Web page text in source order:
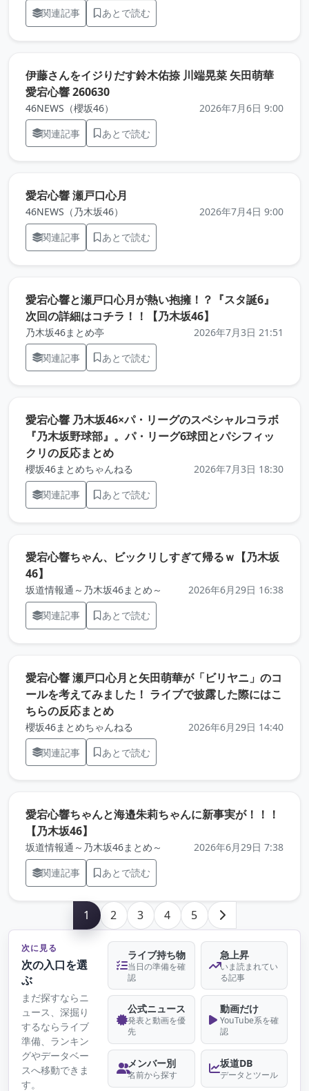
関連記事
あとで読む
伊藤さんをイジりだす鈴木佑捺 川端晃菜 矢田萌華
愛宕心響 260630（元記事を新しいタブで開きます）
46NEWS（櫻坂46）
2026年7月6日 9:00
関連記事
あとで読む
愛宕心響 瀬戸口心月
46NEWS（乃木坂46）
2026年7月4日 9:00
関連記事
あとで読む
愛宕心響と瀬戸口心月が熱い抱擁！？『スタ誕6』
次回の詳細はコチラ！！【乃木坂46】
乃木坂46まとめ亭
2026年7月3日 21:51
関連記事
あとで読む
愛宕心響 乃木坂46×パ・リーグのスペシャルコラボ
『乃木坂野球部』。パ・リーグ6球団とパシフィッ
クリの反応まとめ（元記事を新しいタブで開きます）
櫻坂46まとめちゃんねる
2026年7月3日 18:30
関連記事
あとで読む
愛宕心響ちゃん、ビックリしすぎて帰るｗ【乃木坂
46】
坂道情報通～乃木坂46まとめ～
2026年6月29日 16:38
関連記事
あとで読む
愛宕心響 瀬戸口心月と矢田萌華が「ビリヤニ」のコ
ールを考えてみました！ ライブで披露した際にはこ
ちらの反応まとめ（元記事を新しいタブで開きます）
櫻坂46まとめちゃんねる
2026年6月29日 14:40
関連記事
あとで読む
愛宕心響ちゃんと海邉朱莉ちゃんに新事実が！！！
【乃木坂46】
坂道情報通～乃木坂46まとめ～
2026年6月29日 7:38
関連記事
あとで読む
1 2 3 4 5
次に見る
次の入口を選
ぶ
まだ探すならニ
ュース、深掘り
するならライブ
準備、ランキン
グやデータベー
スへ移動できま
す。
ライブ持ち物
当日の準備を確
認
急上昇
いま読まれてい
る記事
公式ニュース
発表と動画を優
先
動画だけ
YouTube系を確
認
メンバー別
名前から探す
坂道DB
データとツール